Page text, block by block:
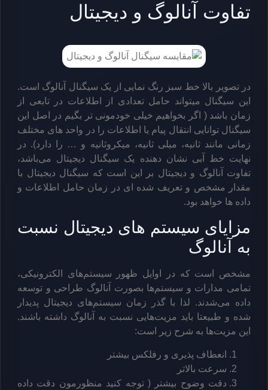
تفاوت آنالوگ و دیجیتال
در تصویر بالا خط سبز رنگ نمایی از یک سیگنال آنالوگ است.
این سیگنال میتواند حامل تعدادی از اطلاعات در تابعی از
زمان باشد ( اگر بخواهیم خیلی خودمونی تر بگیم در اصل این
سیگنال توانایی انتقال پیام یا اطلاعات را در واحد های مختلف
زمانی مانند ثانیه، میلی ثانیه، میکروثانیه و … را دارد). در
نهایت خط آبی نشان دهنده یک سیگنال دیجیتال می‌باشد،
تفاوت آنالوگ و دیجیتال بر این است که سیگنال دیجیتال با
مقدار مشخص و تعریف شده ای در زمان حامل اطلاعات و
داده ها خواهد بود.
مزایای سیستم های دیجیتال نسبت
به آنالوگ
مشخص است که در اوایل ظهور سیستم‌های الکترونیکی،
تمامی مدارات و سیستم‌ها بصورت آنالوگ طراحی و توسعه
داده می‌شدند. لذا با گذر زمان سیستم‌های دیجیتال پدیدار
شده و طبیعتا باید مزیت‌هایی نسبت به آنالوگ داشته باشند.
این مزیت‌ها به شرح زیر است:
انعطاف پذیری و رفلکس بیشتر
سرعت بالاتر
دقت وضوح بیشتر ( توجه کنید منظورمون دقت داده